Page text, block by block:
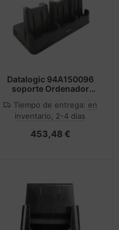
Datalogic 94A150096
soporte Ordenador
Tiempo de entrega: en
inventario, 2-4 dias
453,48 €